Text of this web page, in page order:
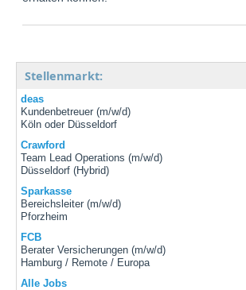
Stellenmarkt:
deas
Kundenbetreuer (m/w/d)
Köln oder Düsseldorf
Crawford
Team Lead Operations (m/w/d)
Düsseldorf (Hybrid)
Sparkasse
Bereichsleiter (m/w/d)
Pforzheim
FCB
Berater Versicherungen (m/w/d)
Hamburg / Remote / Europa
Alle Jobs